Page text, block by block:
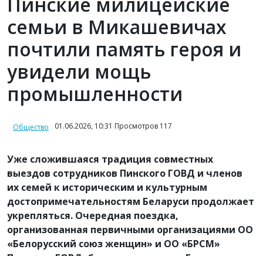
семьи в Микашевичах
почтили память героя и
увидели мощь
промышленности
Общество 01.06.2026, 10:31 Просмотров 117
Уже сложившаяся традиция совместных
выездов сотрудников Пинского ГОВД и членов
их семей к историческим и культурным
достопримечательностям Беларуси продолжает
укрепляться. Очередная поездка,
организованная первичными организациями ОО
«Белорусский союз женщин» и ОО «БРСМ»